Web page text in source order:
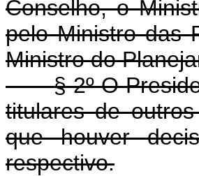
Conselho, o
pelo Ministro das
Ministro do
§ 2º O
titulares de
que houver
respectivo.